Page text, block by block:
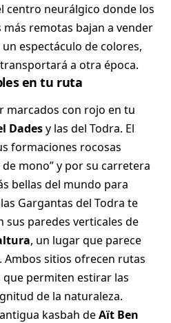
centro neurálgico donde los
remotas bajan a vender
espectáculo de colores,
a otra época.
en tu ruta
marcados con rojo en tu
Dadesy las del Todra. El
formaciones rocosas
mono” y por su carretera
bellas del mundo para
Gargantas del Todra te
sus paredes verticales de
, un lugar que parece
sitios ofrecen rutas
permiten estirar las
de la naturaleza.
kasbah deAït Ben